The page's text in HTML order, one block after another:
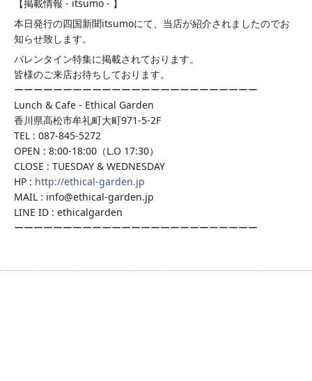
【掲載情報 - itsumo - 】
本日発行の四国新聞itsumoにて、当店が紹介されましたのでお
知らせ致します。
バレンタイン特集に掲載されております。
皆様のご来店お待ちしております。
ーーーーーーーーーーーーーーーーーーーーーーーーー
Lunch & Cafe - Ethical Garden
香川県高松市牟礼町大町971-5-2F
TEL : 087-845-5272
OPEN : 8:00-18:00（L.O 17:30）
CLOSE : TUESDAY & WEDNESDAY
HP : http://ethical-garden.jp
MAIL : info@ethical-garden.jp
LINE ID : ethicalgarden
ーーーーーーーーーーーーーーーーーーーーーーーーー